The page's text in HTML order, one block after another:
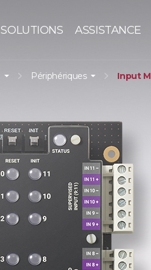
SOLUTIONS ASSISTANCE
Périphériques Input